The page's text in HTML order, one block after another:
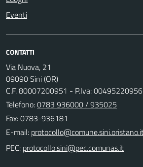
Eventi
CONTATTI
Via Nuova, 21
09090 Sini (OR)
C.F. 80007200951 - P.Iva: 00495220956
Telefono:0783 936000 / 935025
Fax: 0783-936181
E-mail:
PEC: